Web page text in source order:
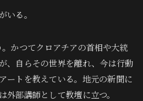
いる。
かつてクロアチアの首相や大統
、自らその世界を離れ、今は行動
ートを教えている。地元の新聞に
外部講師として教壇に立つ。